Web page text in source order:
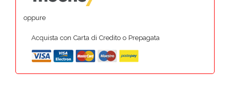
oppure
Acquista con Carta di Credito o Prepagata